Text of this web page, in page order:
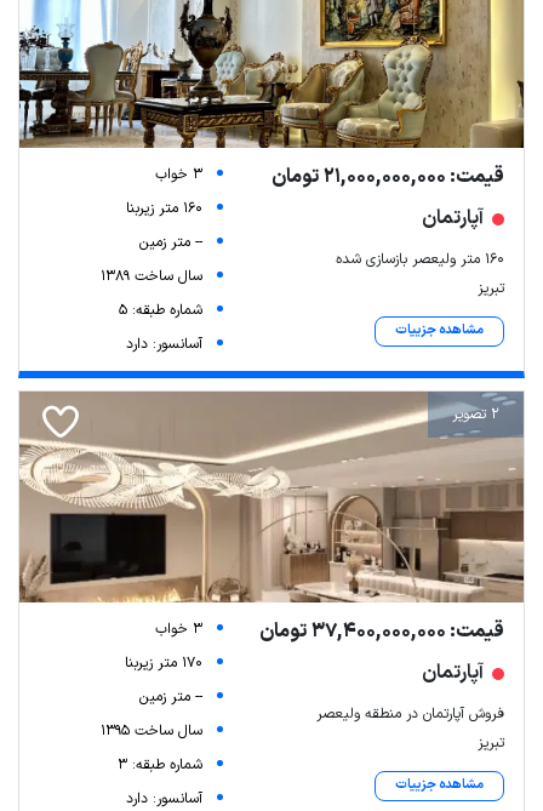
قیمت: 21,000,000,000 تومان
آپارتمان
160 متر ولیعصر بازسازی شده
تبریز
مشاهده جزییات
3 خواب
160 متر زیربنا
-- متر زمین
سال ساخت 1389
شماره طبقه: 5
آسانسور: دارد
2 تصویر
قیمت: 37,400,000,000 تومان
آپارتمان
فروش آپارتمان در منطقه ولیعصر
تبریز
مشاهده جزییات
3 خواب
170 متر زیربنا
-- متر زمین
سال ساخت 1395
شماره طبقه: 3
آسانسور: دارد